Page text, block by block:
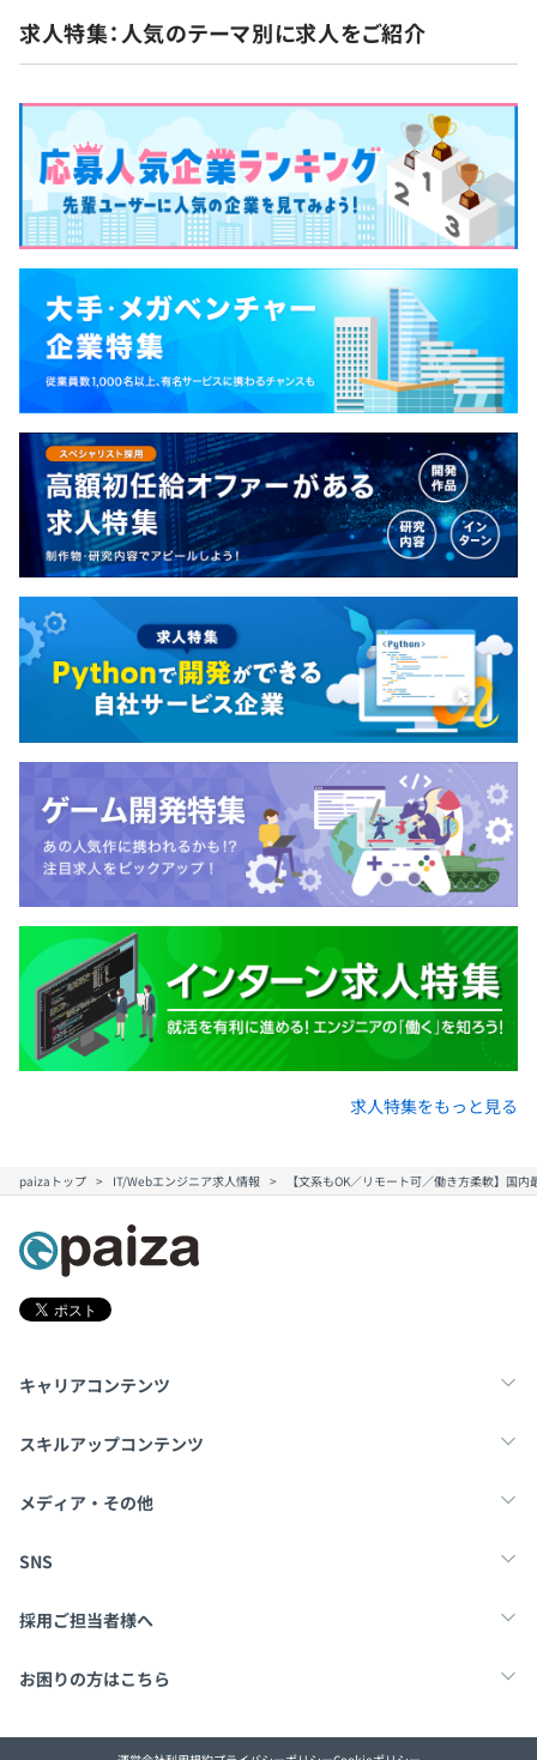
オンボーディングサービス。簡単な操作と最小限の工数
✓HRアナリスト：最新のテクノロジーで企業の採用活動を
支援。採用候補者体験を上げることで選考離脱率、内定辞
退率を下げる為の採用支援ツール。
✓HR forecaster：採用選考プロセスの質を上げることで、
選考李タヅ立、内定辞退率を下げるための採用支援ツー
ル。
✓エンジニアパス：IT人材ポテンシャル層の現場育成
（OJT）を支援するサービス。
など
・新入社員研修：入社後はビジネスマナーや社会人の基礎
力について学ぶ機会があります。
・OJT制度：先輩社員のサポートのもとOJTをおこなうの
で、専門知識やスキルを身につけることができます。
・階層別研修：目的や対象者に合わせた研修をおこなって
います（管理職者研修、課題解決研修など）
・社内別勉強会の開催
・書籍、社外勉強会・カンファレンス参加費用の補助制度
・資格手当
・コードレビュー、ペアプログラミングの実施
・テックイベントでの登壇
・techtektの執筆
部署ごとに最適なマシン支給。
※一例：MacBook Pro、Windows 10 Pro
ロ、テスト駆動開発、チケット駆動開発、プロトタイピン
グ、グローバルチーム（多国籍メンバー）
Docker、Kubernetes
・2012年に情報部門が立ち上がり、内製化に着手するな
東京メトロ南北線「六本木一丁目駅」より徒歩約7分
地下鉄各線「大手町駅」地下道より直結(地上出口E2・C7)
東京メトロ丸の内線・千代田線 徒歩0分
東京メトロ半蔵門線 徒歩2分
東京メトロ東西線 徒歩2分
都営三田線 徒歩10分
・固定外時間労働手当制
・専門業務型裁量労働制
の自主性に任せています
平均残業時間：19.9時間／月（2024年3月時点）※対象：
非管理職社員
完全週休2日制、祝日、年末年始
年次有給休暇（初年度10日間）、慶弔休暇、育児休暇、
看護休暇、介護休暇、
産前休暇、産後休暇、夏期休暇、災害休暇 等
■交通費支給
■役職手当
■新規事業提案制度
■キャリアチャレンジ制度
■育休取得率90％以上
■財形貯蓄制度
■確定拠出年金制度
■長期所得補償保険
■従業員持株制度
■福利厚生倶楽部（リロクラブとの提携）宿泊施設・レジ
ャー施設・ショッピング・グルメ・エステ等各施設・サー
ビスを特別優待価格にて利用できます。
■ベビーシッターサービス法人価格提供
■TOEIC®優待試験
年2回（9月、3月）
／労災保険：有
無期雇用
います。
リーダーとしてのあり方、マネジメントスキル、コーチン
グなど体系的なプログラムにより、メンバーの主体性や成
長意欲を高め続けるリーダー、マネジャーの育成を目的に
しています。
■Compass
リーダーシップ変革を目的とし、自身のあり方やメンタル
モデルを内省しながら、志・ビジョンの明確化と実現する
ためのシナリオプランニングを継続して、約1年間実施し
ます。
■I-Next
次期リーダー候補の選抜型研修。事業家や自治体などの、
正解の無いテーマに対してチームで提案を行う「アルフ
ァ」。
日常業務の経験から、自己マスタリー・メンタルモデルを
探求する「マスター」の2種類のプログラムを、適性によ
って受講します。
■未来義塾／未来志塾
パーソルグループの経営幹部、次世代経営幹部の育成を目
的とした選抜プログラムです。
グループの経営課題や外部環境に関する経営テーマについ
ての講義やワーク、ハイレベルなマネジメントスキル習得
を目的とした講義やワークを行います。
■＠（アット）
“遊ぶように学ぶ”をコンセプトに、「体験を通じて自ら気
付き・学ぶ」をテーマにした研修プログラム。普段の業務
とは異なる文化・非日常の中で頭を使って考えるだけでな
く、ドキドキ・ワクワクする感性や感覚を大事にしながら
「自分を知る（自己理解）」「他者を知る（多様性受
容）」を通じて、「他者との関わりを通して自ら最適な答
えを導き出し、行動し続ける力」を磨いていきます。
■PALMS
グループ全社員が「いつでも、どこでも、だれでも」ビジ
ネスに必要なスキルを学ぶことのできるe-learningシステ
■各事業部別研修
各事業部の特性に合わせた研修プログラムを実施していま
す。
（2019年度施策）
あり
キャリアコンサルティング制度の有無及びその内容
社員の自律的キャリア形成支援を目的として、3年に一度
ワークショップと人事面談で構成されています。
『国家資格 キャリアコンサルタント取得支援講座』
い知識と実践的なスキルが身につくカリキュラムです。
な認定資格を取得することができます。
お客さま、世の中が直面する課題や変化にいつも目
を向ける。」 ・自分ゴト化…「自らの意志を持ち、
自分ならどうしたいか常に自問自答する。」 ・成長
マインド…「前向きにフィードバックを取り入れ、
学び続けることで今の自分を広げていく。」 私たち
は、現状のポジションに甘んじることなく常に進み
続けます。
求人特集：人気のテーマ別に求人をご紹介
求人特集をもっと見る
paizaトップ IT/Webエンジニア求人情報 【文系もOK／リモート可／働き方柔軟】国
キャリアコンテンツ
転職・キャリア
スキルアップコンテンツ
学習
メディア・その他
Tech Team Journal
SNS
X
採用ご担当者様へ
採用・教育をお考えの企業様へ
お困りの方はこちら
paizaとは？ お問い合わせ・FAQ